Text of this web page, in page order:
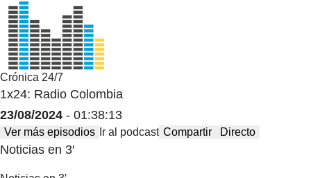
Crónica 24/7
1x24: Radio Colombia
23/08/2024 - 01:38:13
Ver más episodios Ir al podcast Compartir Directo
Noticias en 3′